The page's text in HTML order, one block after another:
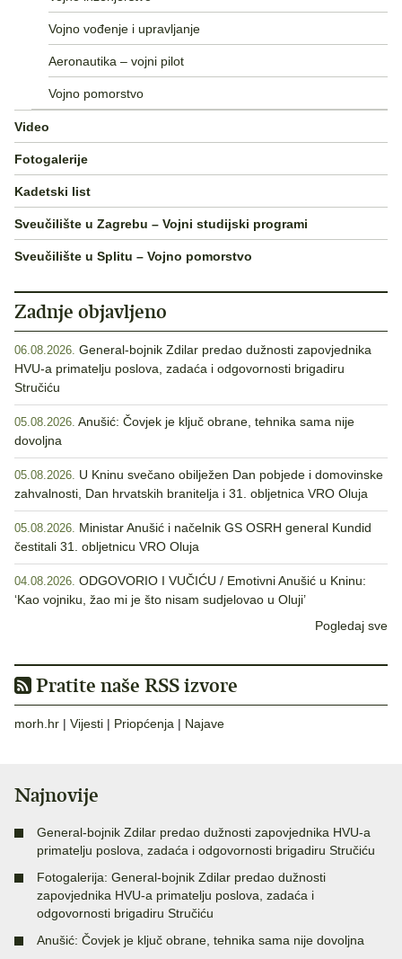
Vojno vođenje i upravljanje
Aeronautika – vojni pilot
Vojno pomorstvo
Video
Fotogalerije
Kadetski list
Sveučilište u Zagrebu – Vojni studijski programi
Sveučilište u Splitu – Vojno pomorstvo
Zadnje objavljeno
06.08.2026. General-bojnik Zdilar predao dužnosti zapovjednika
HVU-a primatelju poslova, zadaća i odgovornosti brigadiru
Stručiću
05.08.2026. Anušić: Čovjek je ključ obrane, tehnika sama nije
dovoljna
05.08.2026. U Kninu svečano obilježen Dan pobjede i domovinske
zahvalnosti, Dan hrvatskih branitelja i 31. obljetnica VRO Oluja
05.08.2026. Ministar Anušić i načelnik GS OSRH general Kundid
čestitali 31. obljetnicu VRO Oluja
04.08.2026. ODGOVORIO I VUČIĆU / Emotivni Anušić u Kninu:
‘Kao vojniku, žao mi je što nisam sudjelovao u Oluji’
Pogledaj sve
Pratite naše RSS izvore
morh.hr | Vijesti | Priopćenja | Najave
Najnovije
General-bojnik Zdilar predao dužnosti zapovjednika HVU-a
primatelju poslova, zadaća i odgovornosti brigadiru Stručiću
Fotogalerija: General-bojnik Zdilar predao dužnosti
zapovjednika HVU-a primatelju poslova, zadaća i
odgovornosti brigadiru Stručiću
Anušić: Čovjek je ključ obrane, tehnika sama nije dovoljna